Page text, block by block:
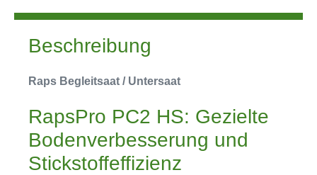
Beschreibung
Raps Begleitsaat / Untersaat
RapsPro PC2 HS: Gezielte
Bodenverbesserung und
Stickstoffeffizienz